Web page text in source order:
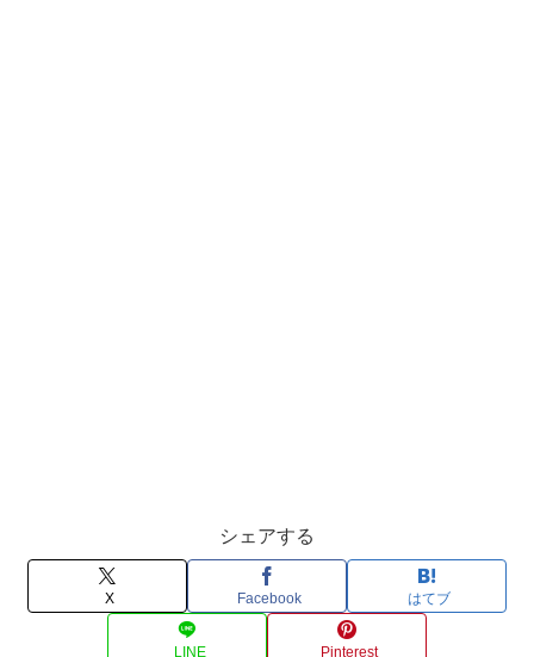
シェアする
X Facebook はてブ
LINE Pinterest